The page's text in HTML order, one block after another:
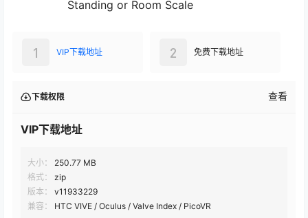
Standing or Room Scale
VIP下载地址
1 免费下载地址
2
下载权限 查看
VIP下载地址
大小：
250.77 MB
格式：
zip
版本：
v11933229
兼容：
HTC VIVE / Oculus / Valve Index / PicoVR